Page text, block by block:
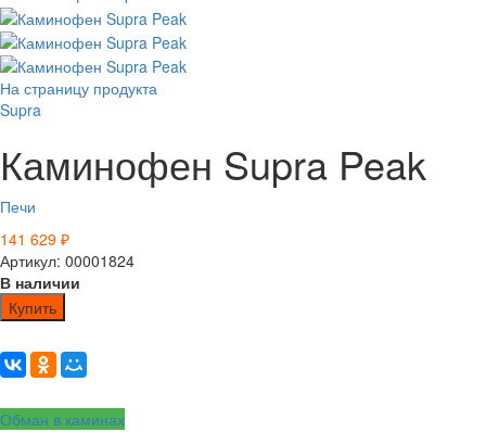
На страницу продукта
Supra
Каминофен Supra Peak
Печи
141 629 ₽
Артикул: 00001824
В наличии
Купить
Обман в каминах